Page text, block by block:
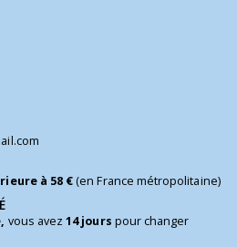
à 58 €(en France métropolitaine)
vous avez14 jours pour changer